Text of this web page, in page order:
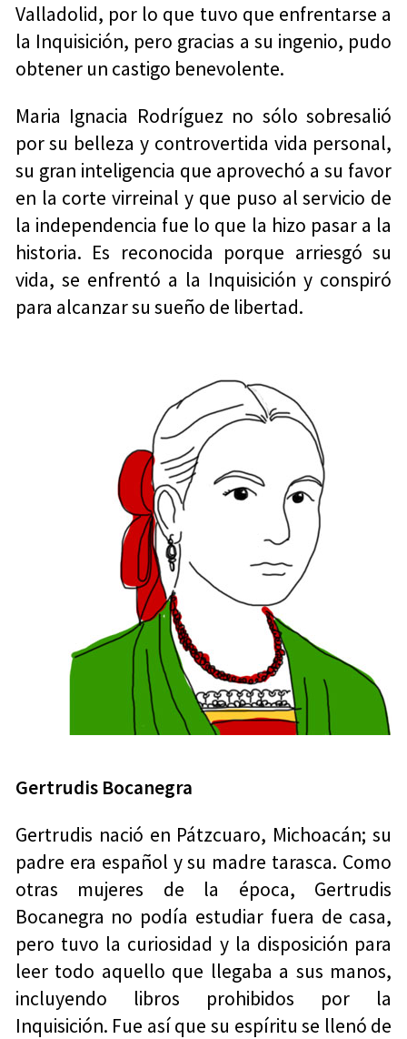
Valladolid, por lo que tuvo que enfrentarse a
la Inquisición, pero gracias a su ingenio, pudo
obtener un castigo benevolente.
Maria Ignacia Rodríguez no sólo sobresalió
por su belleza y controvertida vida personal,
su gran inteligencia que aprovechó a su favor
en la corte virreinal y que puso al servicio de
la independencia fue lo que la hizo pasar a la
historia. Es reconocida porque arriesgó su
vida, se enfrentó a la Inquisición y conspiró
para alcanzar su sueño de libertad.
Gertrudis Bocanegra
Gertrudis nació en Pátzcuaro, Michoacán; su
padre era español y su madre tarasca. Como
otras mujeres de la época, Gertrudis
Bocanegra no podía estudiar fuera de casa,
pero tuvo la curiosidad y la disposición para
leer todo aquello que llegaba a sus manos,
incluyendo libros prohibidos por la
Inquisición. Fue así que su espíritu se llenó de